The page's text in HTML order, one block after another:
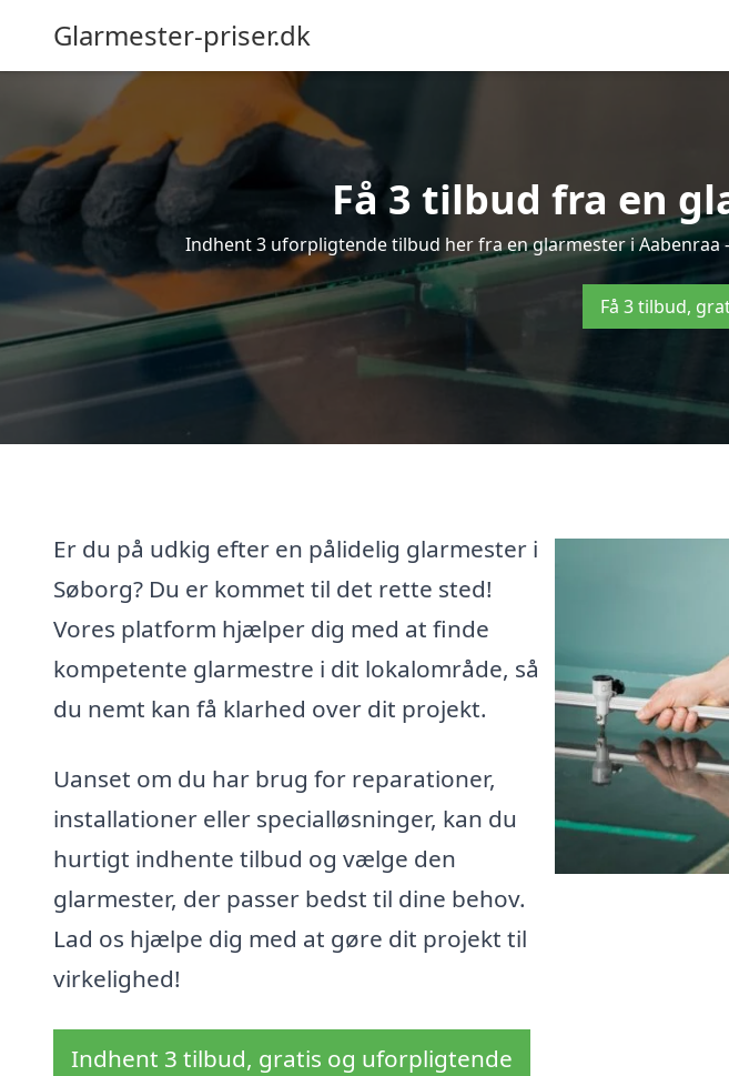
Glarmester-priser.dk
Få 3 tilbud fra en
Indhent 3 uforpligtende tilbud her fra en glarmester i
Få 3 tilbud,
Er du på udkig efter en pålidelig glarmester i
Søborg? Du er kommet til det rette sted!
Vores platform hjælper dig med at finde
kompetente glarmestre i dit lokalområde, så
du nemt kan få klarhed over dit projekt.
Uanset om du har brug for reparationer,
installationer eller specialløsninger, kan du
hurtigt indhente tilbud og vælge den
glarmester, der passer bedst til dine behov.
Lad os hjælpe dig med at gøre dit projekt til
virkelighed!
Indhent 3 tilbud, gratis og uforpligtende